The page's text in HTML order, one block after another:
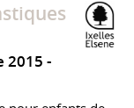
2015